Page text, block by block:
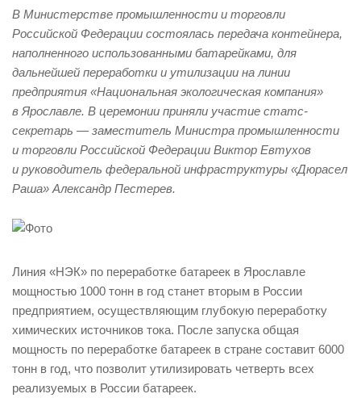
Услуги для населения
Проект «Батарейки на утилизацию»
Утилизация фармацевтической
продукции
В Министерстве промышленности и торговли
Российской Федерации состоялась передача контейнера,
наполненного использованными батарейками, для
дальнейшей переработки и утилизации на линии
предприятия «Национальная экологическая компания»
в Ярославле. В церемонии приняли участие статс-
секретарь — заместитель Министра промышленности
и торговли Российской Федерации Виктор Евтухов
и руководитель федеральной инфраструктуры «Дюрасел
Раша» Александр Пестерев.
Линия «НЭК» по переработке батареек в Ярославле
мощностью 1000 тонн в год станет вторым в России
предприятием, осуществляющим глубокую переработку
химических источников тока. После запуска общая
мощность по переработке батареек в стране составит 6000
тонн в год, что позволит утилизировать четверть всех
реализуемых в России батареек.